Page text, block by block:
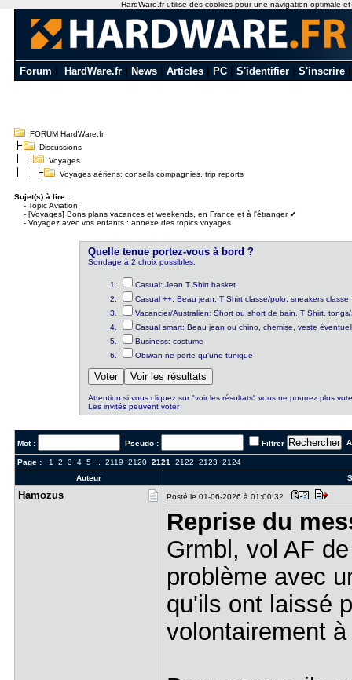
Forum HardWare.fr News Articles PC S'identifier S'inscrire
FORUM HardWare.fr
Discussions
Voyages
Voyages aériens: conseils compagnies, trip reports
Sujet(s) à lire :
- Topic Aviation
- [Voyages] Bons plans vacances et weekends, en France et à l'étranger ✔
- Voyagez avec vos enfants : annexe des topics voyages
Quelle tenue portez-vous à bord ?
Sondage à 2 choix possibles.
Casual: Jean T Shirt basket
Casual ++: Beau jean, T Shirt classe/polo, sneakers classe
Vacancier/Australien: Short ou short de bain, T Shirt,
Casual smart: Beau jean ou chino, chemise, veste
Business: costume
Obiwan ne porte qu'une tunique
Attention si vous cliquez sur "voir les résultats" vous ne pourrez plus
Les invités peuvent voter
Mot : Pseudo : Filtrer
Page : 1 2 3 4 5.. 2119 2120 2121 2122 2123
2124
Auteur
Hamozus Posté le 01-06-2026 à 01:00:32
Reprise du
Grmbl, vol AF
problème avec
qu'ils ont laissé
volontairement
HardWare.fr utilise des cookies pour une navigation optimale